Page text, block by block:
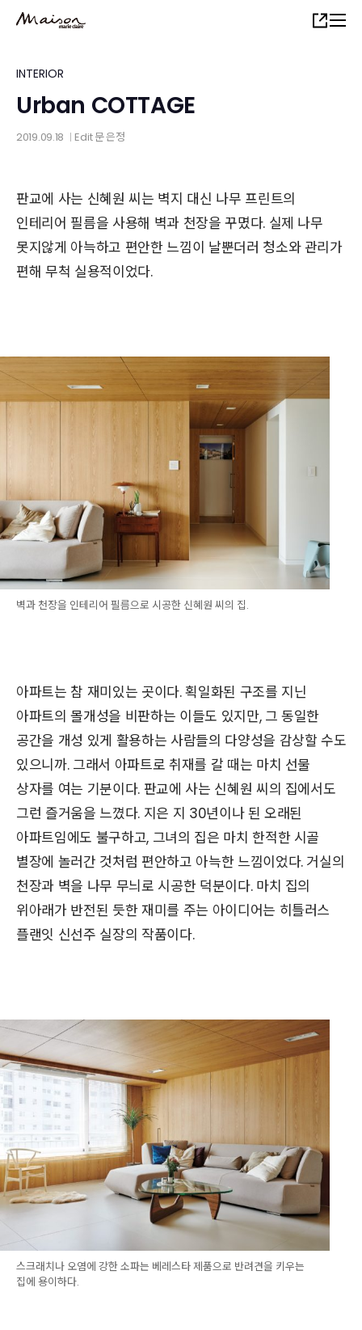
content
Share
INTERIOR
Urban COTTAGE
2019.09.18 Edit문 은정
판교에 사는 신혜원 씨는 벽지 대신 나무 프린트의
인테리어 필름을 사용해 벽과 천장을 꾸몄다. 실제 나무
못지않게 아늑하고 편안한 느낌이 날뿐더러 청소와 관리가
편해 무척 실용적이었다.
벽과 천장을 인테리어 필름으로 시공한 신혜원 씨의 집.
아파트는 참 재미있는 곳이다. 획일화된 구조를 지닌
아파트의 몰개성을 비판하는 이들도 있지만, 그 동일한
공간을 개성 있게 활용하는 사람들의 다양성을 감상할 수도
있으니까. 그래서 아파트로 취재를 갈 때는 마치 선물
상자를 여는 기분이다. 판교에 사는 신혜원 씨의 집에서도
그런 즐거움을 느꼈다. 지은 지 30년이나 된 오래된
아파트임에도 불구하고, 그녀의 집은 마치 한적한 시골
별장에 놀러간 것처럼 편안하고 아늑한 느낌이었다. 거실의
천장과 벽을 나무 무늬로 시공한 덕분이다. 마치 집의
위아래가 반전된 듯한 재미를 주는 아이디어는 히틀러스
플랜잇 신선주 실장의 작품이다.
스크래치나 오염에 강한 소파는 베레스타 제품으로 반려견을 키우는
집에 용이하다.